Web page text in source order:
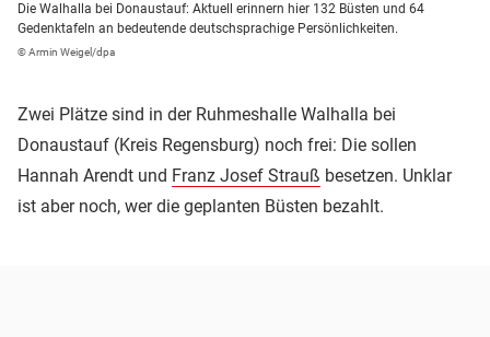
Die Walhalla bei Donaustauf: Aktuell erinnern hier 132 Büsten und 64
Gedenktafeln an bedeutende deutschsprachige Persönlichkeiten.
© Armin Weigel/dpa
Zwei Plätze sind in der Ruhmeshalle Walhalla bei
Donaustauf (Kreis Regensburg) noch frei: Die sollen
Hannah Arendt und Franz Josef Strauß besetzen. Unklar
ist aber noch, wer die geplanten Büsten bezahlt.